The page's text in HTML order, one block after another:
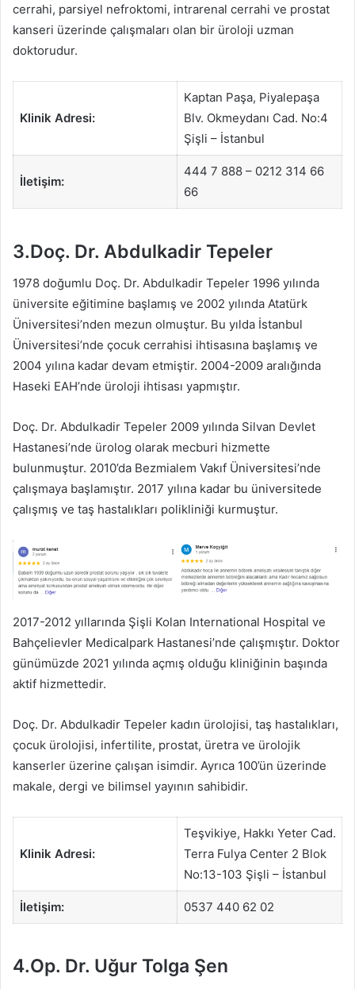
cerrahi, parsiyel nefroktomi, intrarenal cerrahi ve prostat
kanseri üzerinde çalışmaları olan bir üroloji uzman
doktorudur.
Klinik Adresi:
Kaptan Paşa, Piyalepaşa
Blv. Okmeydanı Cad. No:4
Şişli – İstanbul
İletişim:
444 7 888 – 0212 314 66
66
3.Doç. Dr. Abdulkadir Tepeler
1978 doğumlu Doç. Dr. Abdulkadir Tepeler 1996 yılında
üniversite eğitimine başlamış ve 2002 yılında Atatürk
Üniversitesi’nden mezun olmuştur. Bu yılda İstanbul
Üniversitesi’nde çocuk cerrahisi ihtisasına başlamış ve
2004 yılına kadar devam etmiştir. 2004-2009 aralığında
Haseki EAH’nde üroloji ihtisası yapmıştır.
Doç. Dr. Abdulkadir Tepeler 2009 yılında Silvan Devlet
Hastanesi’nde ürolog olarak mecburi hizmette
bulunmuştur. 2010’da Bezmialem Vakıf Üniversitesi’nde
çalışmaya başlamıştır. 2017 yılına kadar bu üniversitede
çalışmış ve taş hastalıkları polikliniği kurmuştur.
2017-2012 yıllarında Şişli Kolan International Hospital ve
Bahçelievler Medicalpark Hastanesi’nde çalışmıştır. Doktor
günümüzde 2021 yılında açmış olduğu kliniğinin başında
aktif hizmettedir.
Doç. Dr. Abdulkadir Tepeler kadın ürolojisi, taş hastalıkları,
çocuk ürolojisi, infertilite, prostat, üretra ve ürolojik
kanserler üzerine çalışan isimdir. Ayrıca 100’ün üzerinde
makale, dergi ve bilimsel yayının sahibidir.
Klinik Adresi:
Teşvikiye, Hakkı Yeter Cad.
Terra Fulya Center 2 Blok
No:13-103 Şişli – İstanbul
İletişim: 0537 440 62 02
4.Op. Dr. Uğur Tolga Şen